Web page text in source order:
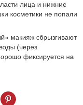
лица и нижние
косметики не попали
макияж сбрызгивают
(через
фиксируется на